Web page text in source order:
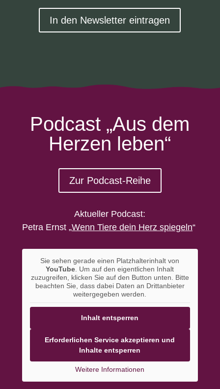
In den Newsletter eintragen
Podcast „Aus dem
Herzen leben“
Zur Podcast-Reihe
Aktueller Podcast:
Petra Ernst „Wenn Tiere dein Herz spiegeln“
Sie sehen gerade einen Platzhalterinhalt von
YouTube . Um auf den eigentlichen Inhalt
zuzugreifen, klicken Sie auf den Button unten. Bitte
beachten Sie, dass dabei Daten an Drittanbieter
weitergegeben werden.
Inhalt entsperren
Erforderlichen Service akzeptieren und
Inhalte entsperren
Weitere Informationen